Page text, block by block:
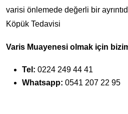
varisi önlemede değerli bir
Köpük Tedavisi
Varis Muayenesi olmak için
Tel: 0224 249 44 41
Whatsapp: 0541 207 22 95